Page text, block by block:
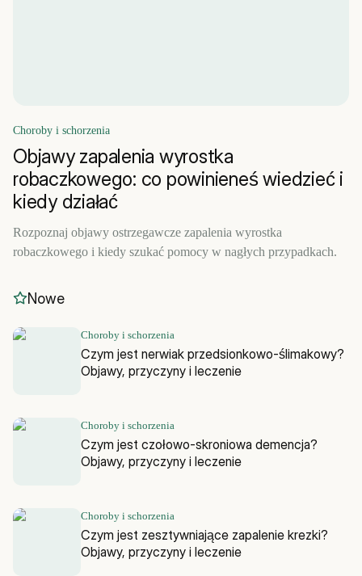
Choroby i schorzenia
Objawy zapalenia wyrostka
robaczkowego: co powinieneś wiedzieć i
kiedy działać
Rozpoznaj objawy ostrzegawcze zapalenia wyrostka
robaczkowego i kiedy szukać pomocy w nagłych przypadkach.
Nowe
Choroby i schorzenia
Czym jest nerwiak przedsionkowo-ślimakowy?
Objawy, przyczyny i leczenie
Choroby i schorzenia
Czym jest czołowo-skroniowa demencja?
Objawy, przyczyny i leczenie
Choroby i schorzenia
Czym jest zesztywniające zapalenie krezki?
Objawy, przyczyny i leczenie